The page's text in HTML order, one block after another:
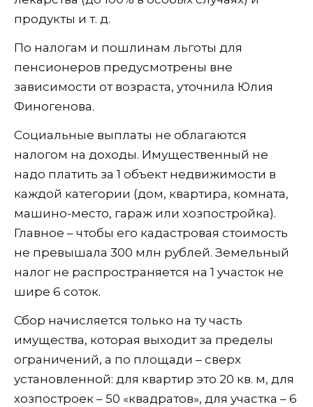
продукты и т. д.
По налогам и пошлинам льготы для
пенсионеров предусмотрены вне
зависимости от возраста, уточнила Юлия
Финогенова.
Социальные выплаты не облагаются
налогом на доходы. Имущественный не
надо платить за 1 объект недвижимости в
каждой категории (дом, квартира, комната,
машино-место, гараж или хозпостройка).
Главное – чтобы его кадастровая стоимость
не превышала 300 млн рублей. Земельный
налог не распространяется на 1 участок не
шире 6 соток.
Сбор начисляется только на ту часть
имущества, которая выходит за пределы
ограничений, а по площади – сверх
установленной: для квартир это 20 кв. м, для
хозпостроек – 50 «квадратов», для участка – 6